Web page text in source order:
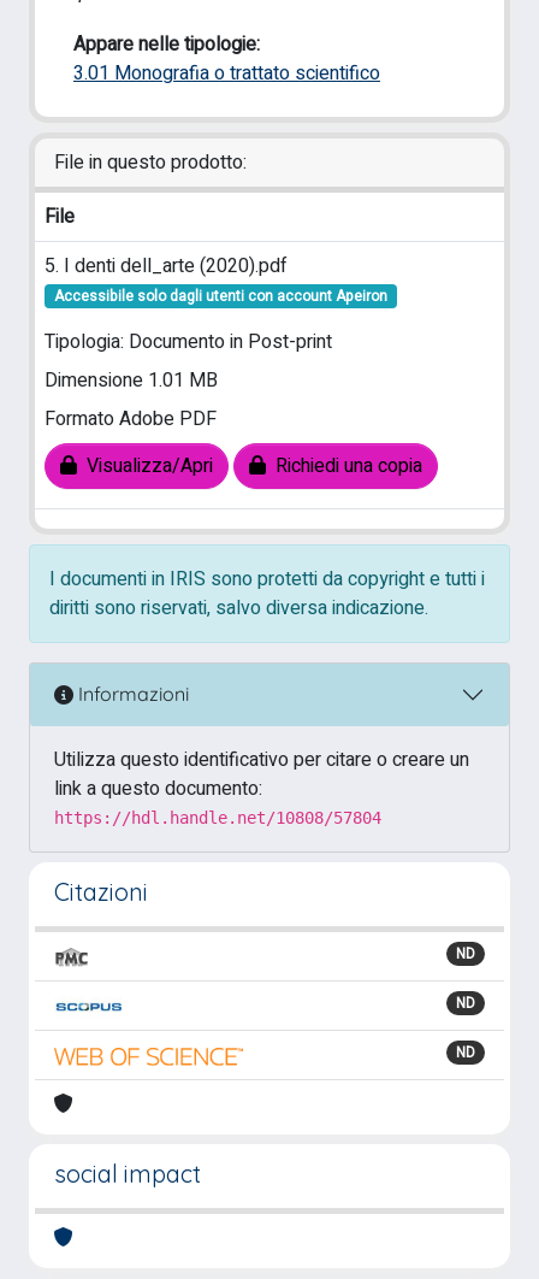
Appare nelle tipologie:
3.01 Monografia o trattato scientifico
File in questo prodotto:
File
5. I denti dell_arte (2020).pdf
Accessibile solo dagli utenti con account Apeiron
Tipologia: Documento in Post-print
Dimensione 1.01 MB
Formato Adobe PDF
Visualizza/Apri
Richiedi una copia
I documenti in IRIS sono protetti da copyright e tutti i
diritti sono riservati, salvo diversa indicazione.
Informazioni
Utilizza questo identificativo per citare o creare un
link a questo documento:
https://hdl.handle.net/10808/57804
Citazioni
ND
ND
ND
social impact